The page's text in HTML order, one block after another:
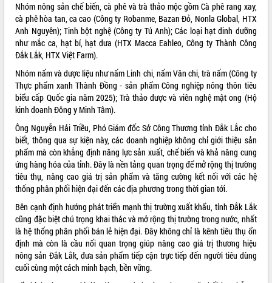
Bí thư Tỉnh ủy Lương Nguyễn Minh
Triết thăm, tặng quà người có công với
cách mạng
Rà soát, hoàn thiện hệ thống thiết chế
văn hóa, thể thao đáp ứng yêu cầu
phát triển mới
Thường trực HĐND tỉnh Đắk Lắk gặp
mặt Đoàn chuyên gia y tế TP. Hồ Chí
Minh
Lễ truy điệu và an táng hài cốt liệt sĩ
tại Nghĩa trang Liệt sĩ xã Sơn Hòa
Bàn giải pháp tháo gỡ khó khăn trong
xuất khẩu sầu riêng và triển khai quy
định EUDR
Thứ trưởng Bộ Nông nghiệp và Môi
trường Nguyễn Hoàng Hiệp khảo sát
vùng trồng và doanh nghiệp đóng gói
sầu riêng tại Đắk Lắk
Trình diễn nghệ thuật chế biến các
món ăn từ sầu riêng
Đắk Lắk công bố Quy hoạch và xúc
LIÊN KẾT WEB
THỐNG KÊ TRUY CẬP
Hôm nay: 13527
Tất cả:
66026267
Nhóm nông sản chế biến, cà phê và trà thảo mộc gồm Cà phê rang xay,
cà phê hòa tan, ca cao (Công ty Robanme, Bazan Đỏ, Nonla Global, HTX
Anh Nguyên); Tinh bột nghệ (Công ty Tú Anh); Các loại hạt dinh dưỡng
như mắc ca, hạt bí, hạt dưa (HTX Macca Eahleo, Công ty Thành Công
Đắk Lắk, HTX Việt Farm).
Nhóm nấm và dược liệu như nấm Linh chi, nấm Vân chi, trà nấm (Công ty
Thực phẩm xanh Thành Đồng - sản phẩm Công nghiệp nông thôn tiêu
biểu cấp Quốc gia năm 2025); Trà thảo dược và viên nghệ mật ong (Hộ
kinh doanh Đông y Minh Tâm).
Ông Nguyễn Hải Triều, Phó Giám đốc Sở Công Thương tỉnh Đắk Lắc cho
biết, thông qua sự kiện này, các doanh nghiệp không chỉ giới thiệu sản
phẩm mà còn khẳng định năng lực sản xuất, chế biến và khả năng cung
ứng hàng hóa của tỉnh. Đây là nền tảng quan trọng để mở rộng thị trường
tiêu thụ, nâng cao giá trị sản phẩm và tăng cường kết nối với các hệ
thống phân phối hiện đại đến các địa phương trong thời gian tới.
Bên cạnh định hướng phát triển mạnh thị trường xuất khẩu, tỉnh Đắk Lắk
cũng đặc biệt chú trọng khai thác và mở rộng thị trường trong nước, nhất
là hệ thống phân phối bán lẻ hiện đại. Đây không chỉ là kênh tiêu thụ ổn
định mà còn là cầu nối quan trọng giúp nâng cao giá trị thương hiệu
nông sản Đắk Lắk, đưa sản phẩm tiếp cận trực tiếp đến người tiêu dùng
cuối cùng một cách minh bạch, bền vững.